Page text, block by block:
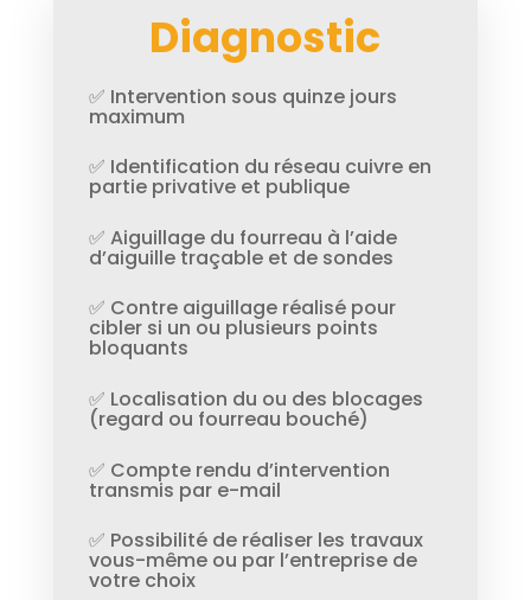
Diagnostic
✅ Intervention sous quinze jours
maximum
✅ Identification du réseau cuivre en
partie privative et publique
✅ Aiguillage du fourreau à l’aide
d’aiguille traçable et de sondes
✅ Contre aiguillage réalisé pour
cibler si un ou plusieurs points
bloquants
✅ Localisation du ou des blocages
(regard ou fourreau bouché)
✅ Compte rendu d’intervention
transmis par e-mail
✅ Possibilité de réaliser les travaux
vous-même ou par l’entreprise de
votre choix